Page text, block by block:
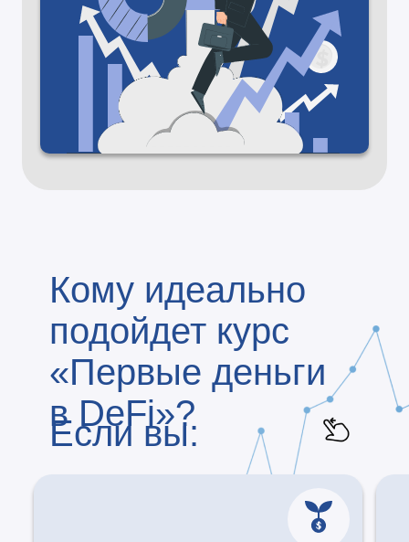
Кому идеально
подойдет курс
«Первые деньги
в DeFi»?
Если вы: